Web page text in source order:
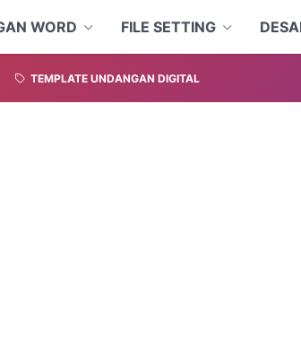
WORD FILE SETTING
TEMPLATE UNDANGAN DIGITAL